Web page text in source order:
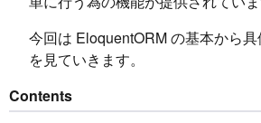
今回は EloquentORM の基本から
を見ていきます。
Contents